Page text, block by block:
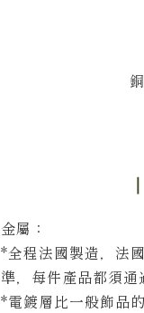
金屬：
*全程法國製造，法
準，每件產品都須通
*電鍍層比一般飾品